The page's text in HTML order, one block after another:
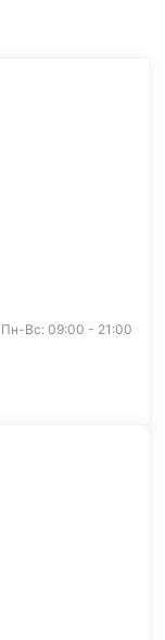
Пн-Вс: 09:00 - 21:00